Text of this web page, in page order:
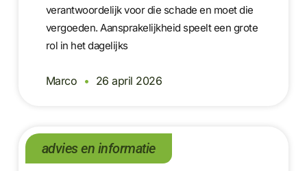
verantwoordelijk voor die schade en moet die
vergoeden. Aansprakelijkheid speelt een grote
rol in het dagelijks
Marco 26 april 2026
advies en informatie